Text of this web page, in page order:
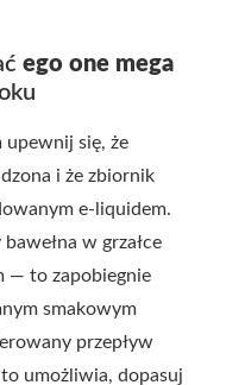
ego one mega
upewnij się, że
i że zbiornik
e-liquidem.
w grzałce
— to zapobiegnie
smakowym
przepływ
umożliwia, dopasuj